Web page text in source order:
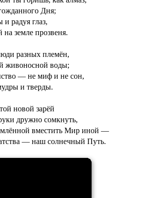
Дня;
радуя глаз,
земле прозвеня.
разных племён,
живоносной воды;
— не миф и не сон,
и тверды.
новой зарёй
дружно сомкнуть,
вместить Мир иной —
— наш солнечный Путь.